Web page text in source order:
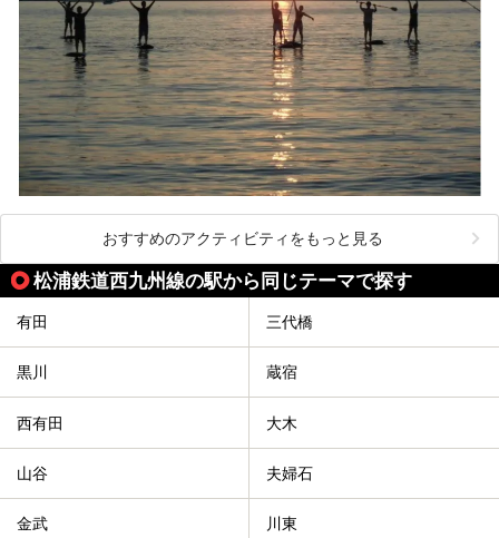
おすすめのアクティビティをもっと見る
松浦鉄道西九州線の駅から同じテーマで探す
有田 三代橋
黒川 蔵宿
西有田 大木
山谷 夫婦石
金武 川東